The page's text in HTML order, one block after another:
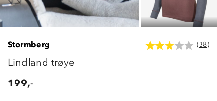
Stormberg (38)
Lindland trøye
199,-